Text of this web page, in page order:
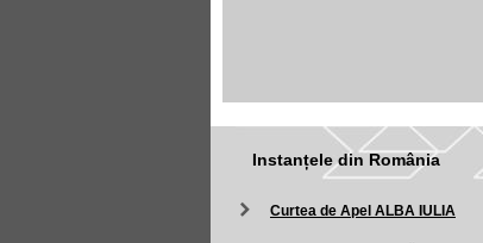
Instanțele din România
Curtea de Apel ALBA IULIA